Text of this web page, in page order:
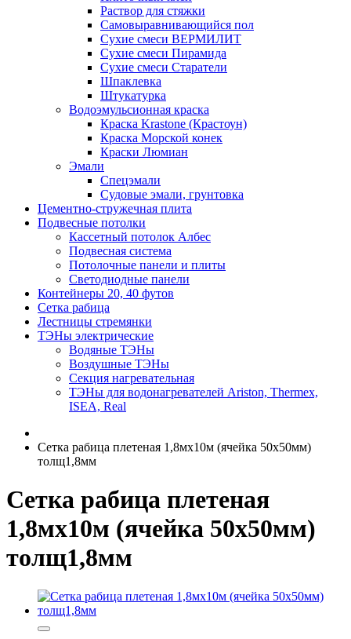
Раствор для стяжки
Самовыравнивающийся пол
Сухие смеси ВЕРМИЛИТ
Сухие смеси Пирамида
Сухие смеси Старатели
Шпаклевка
Штукатурка
Водоэмульсионная краска
Краска Krastone (Крастоун)
Краска Морской конек
Краски Люмиан
Эмали
Спецэмали
Судовые эмали, грунтовка
Цементно-стружечная плита
Подвесные потолки
Кассетный потолок Албес
Подвесная система
Потолочные панели и плиты
Светодиодные панели
Контейнеры 20, 40 футов
Сетка рабица
Лестницы стремянки
ТЭНы электрические
Водяные ТЭНы
Воздушные ТЭНы
Секция нагревательная
ТЭНы для водонагревателей Ariston, Thermex,
ISEA, Real
Сетка рабица плетеная 1,8мx10м (ячейка 50x50мм)
толщ1,8мм
Сетка рабица плетеная
1,8мx10м (ячейка 50x50мм)
толщ1,8мм